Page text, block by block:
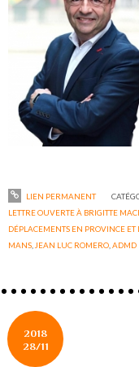
LIEN PERMANENT
LETTRE OUVERTE À BRIGITTE
DÉPLACEMENTS EN PROVINCE ET
MANS JEAN LUC ROMERO ,ADMD
2018
28/11